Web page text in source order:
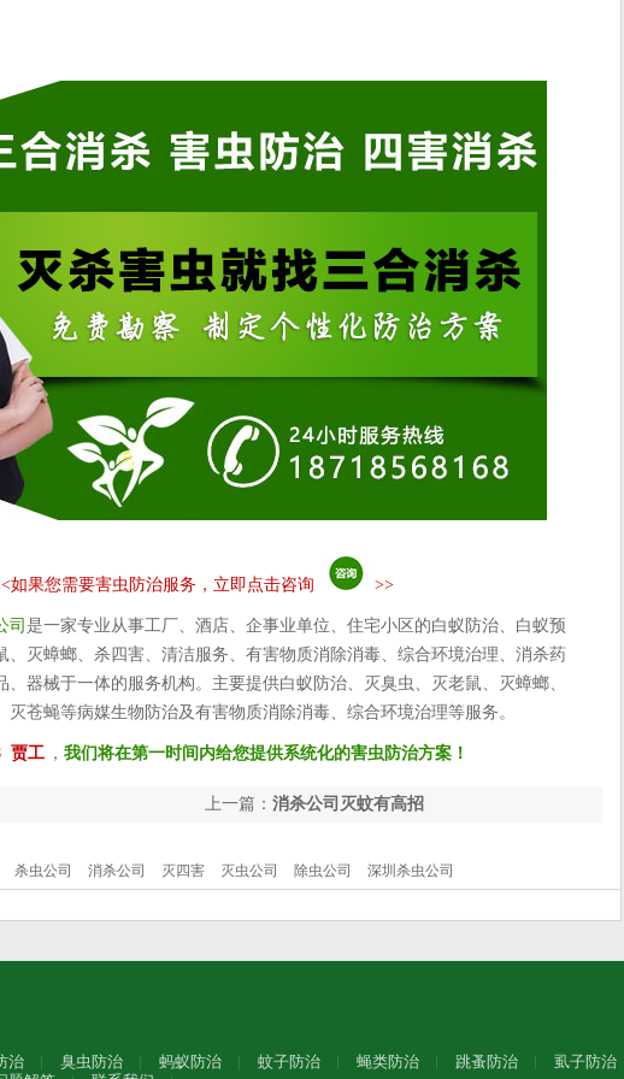
如果您需要害虫防治服务，立即点击咨询 >>
司 是一家专业从事工厂、酒店、企事业单位、住宅小区的白蚁防治、白蚁预
、灭蟑螂、杀四害、清洁服务、有害物质消除消毒、综合环境治理、消杀药
器械于一体的服务机构。主要提供白蚁防治、灭臭虫、灭老鼠、灭蟑螂、
灭苍蝇等病媒生物防治及有害物质消除消毒、综合环境治理等服务。
贾工 ， 我们将在第一时间内给您提供系统化的害虫防治方案！
上一篇： 消杀公司灭蚊有高招
杀虫公司 消杀公司 灭四害 灭虫公司 除虫公司 深圳杀虫公司
治 臭虫防治 蚂蚁防治 蚊子防治 蝇类防治 跳蚤防治
虱子防治